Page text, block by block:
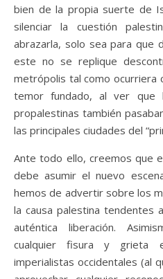
bien de la propia suerte de
silenciar la cuestión
abrazarla, solo sea para que
este no se replique
metrópolis tal como ocurriera
temor fundado, al ver que
propalestinas también
las principales ciudades del
Ante todo ello, creemos que
debe asumir el nuevo
hemos de advertir sobre los
la causa palestina tendentes
auténtica liberación.
cualquier fisura y grieta
imperialistas occidentales (al